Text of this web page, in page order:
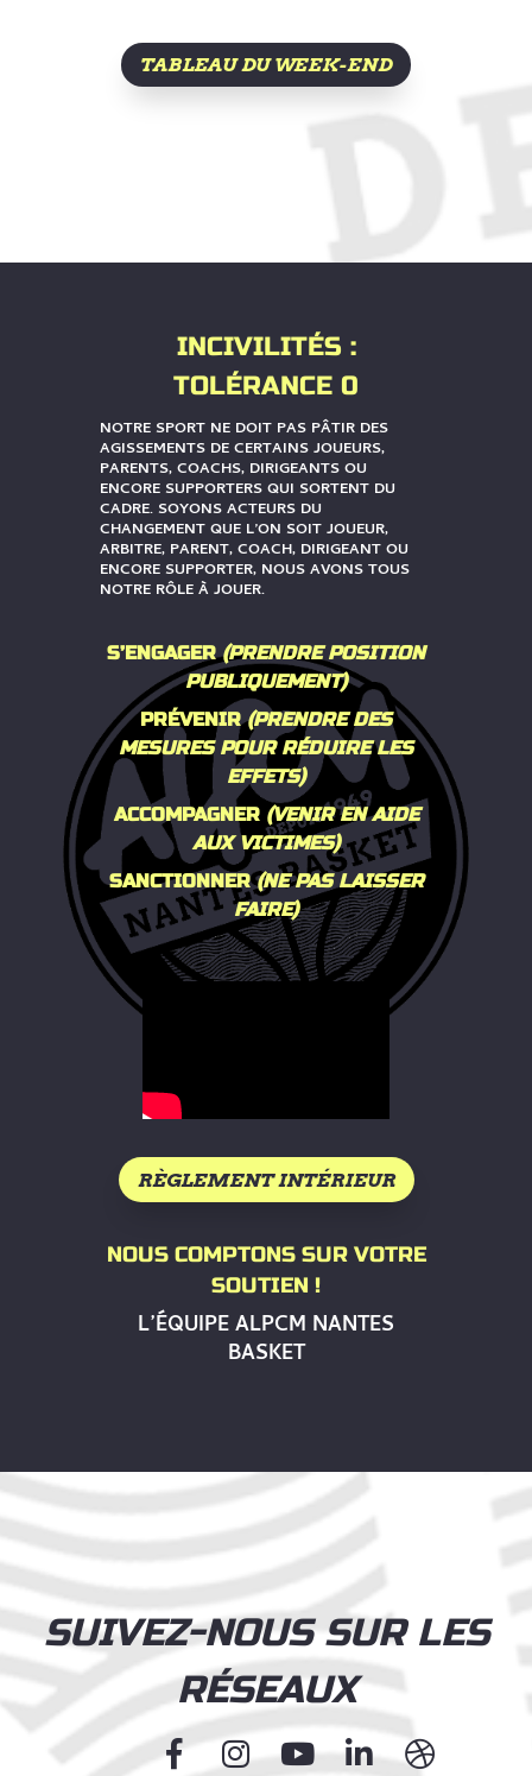
TABLEAU DU WEEK-END
INCIVILITÉS :
TOLÉRANCE 0
NOTRE SPORT NE DOIT PAS PÂTIR DES
AGISSEMENTS DE CERTAINS JOUEURS,
PARENTS, COACHS, DIRIGEANTS OU
ENCORE SUPPORTERS QUI SORTENT DU
CADRE. SOYONS ACTEURS DU
CHANGEMENT QUE L’ON SOIT JOUEUR,
ARBITRE, PARENT, COACH, DIRIGEANT OU
ENCORE SUPPORTER, NOUS AVONS TOUS
NOTRE RÔLE À JOUER.
S’ENGAGER (PRENDRE POSITION
PUBLIQUEMENT)
PRÉVENIR(PRENDRE DES
MESURES POUR RÉDUIRE LES
EFFETS)
ACCOMPAGNER (VENIR EN AIDE
AUX VICTIMES)
SANCTIONNER(NE PAS LAISSER
FAIRE)
RÈGLEMENT INTÉRIEUR
NOUS COMPTONS SUR VOTRE
SOUTIEN !
L’ÉQUIPE ALPCM NANTES
BASKET
SUIVEZ-NOUS SUR LES
RÉSEAUX